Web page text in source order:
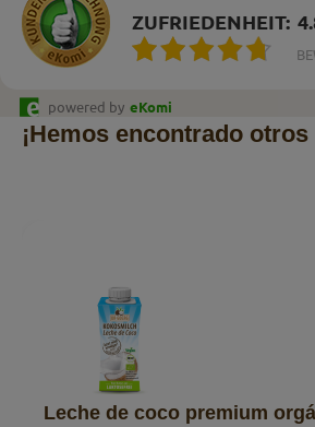
ZUFRIEDENHEIT:
powered by eKomi
¡Hemos encontrado
Leche de coco premium